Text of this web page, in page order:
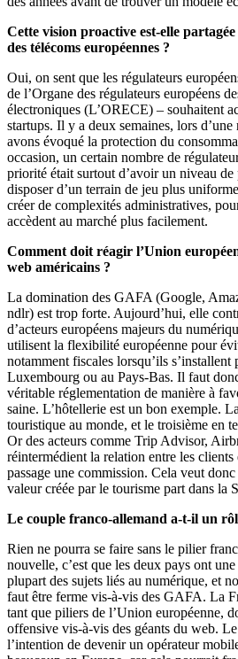
Cette vision proactive est-elle
des télécoms européennes ?
Oui, on sent que les régulateurs
de l’Organe des régulateurs européens
électroniques (L’ORECE) – souhaitent
startups. Il y a deux semaines, lors
avons évoqué la protection du
occasion, un certain nombre de
priorité était surtout d’avoir un niveau
disposer d’un terrain de jeu plus
créer de complexités administratives,
accèdent au marché plus facilement.
Comment doit réagir l’Union
web américains ?
La domination des GAFA (Google,
ndlr) est trop forte. Aujourd’hui, elle
d’acteurs européens majeurs du
utilisent la flexibilité européenne pour
notamment fiscales lorsqu’ils s’installent
Luxembourg ou au Pays-Bas. Il faut
véritable réglementation de manière à
saine. L’hôtellerie est un bon exemple.
touristique au monde, et le troisième en
Or des acteurs comme Trip Advisor,
réintermédient la relation entre les clients
passage une commission. Cela veut
valeur créée par le tourisme part dans
Le couple franco-allemand a-t-il un
Rien ne pourra se faire sans le pilier
nouvelle, c’est que les deux pays ont
plupart des sujets liés au numérique, et
faut être ferme vis-à-vis des GAFA. La
tant que piliers de l’Union européenne,
offensive vis-à-vis des géants du web.
l’intention de devenir un opérateur